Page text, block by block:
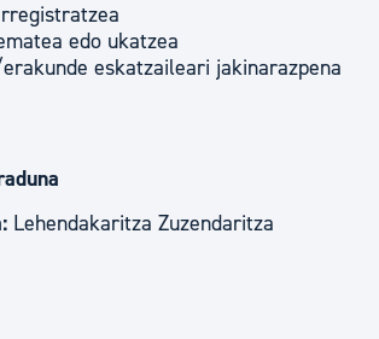
edo ukatzea
eskatzaileari jakinarazpena
Lehendakaritza Zuzendaritza